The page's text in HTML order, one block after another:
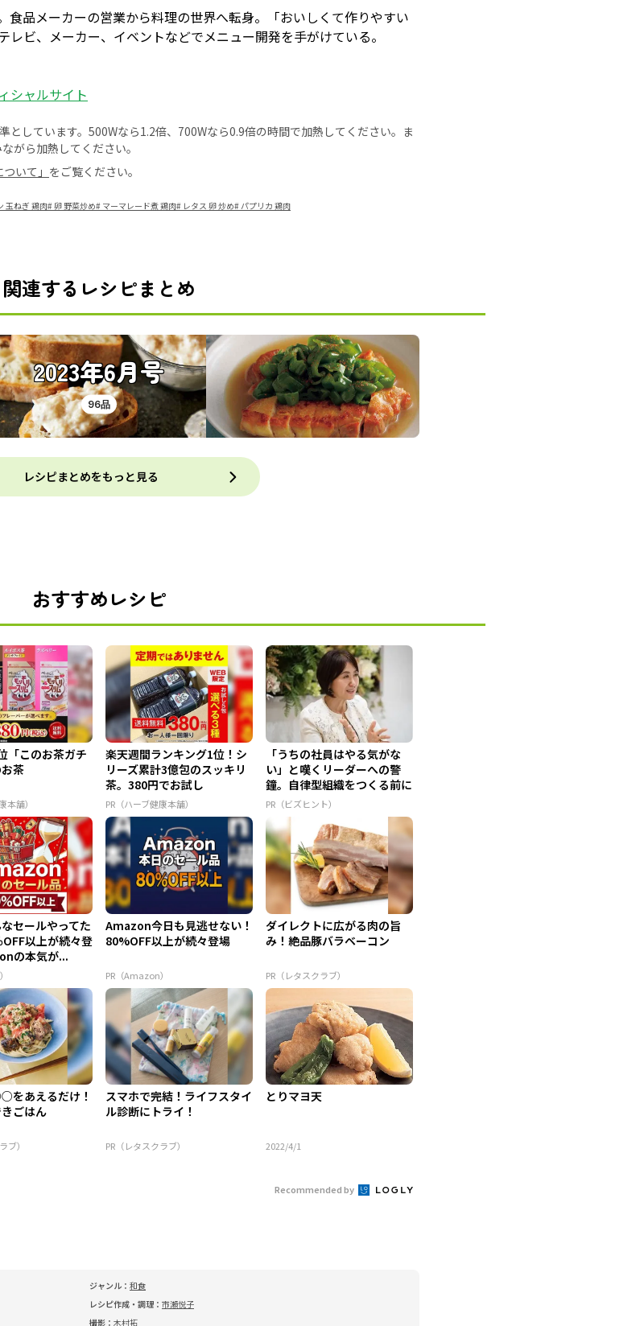
食品メーカーの営業から料理の世界へ転身。「おいしくて作りやすい
ビ、メーカー、イベントなどでメニュー開発を手がけている。
シャルサイト
しています。500Wなら1.2倍、700Wなら0.9倍の時間で加熱してください。ま
がら加熱してください。
いて」 をご覧ください。
玉ねぎ 鶏肉#卵 野菜炒め# マーマレード煮 鶏肉# レタス 卵 炒め#パプリカ 鶏肉
関連するレシピまとめ
2023年6月号
96品
レシピまとめをもっと見る
おすすめレシピ
「このお茶ガチ
茶
本舗）
楽天週間ランキング1位！シ
リーズ累計3億包のスッキリ
茶。380円でお試し
PR（ハーブ健康本舗）
「うちの社員はやる気がな
い」と嘆くリーダーへの警
鐘。自律型組織をつくる前に
外せな...
PR（ビズヒント）
なセールやってた
以上が続々登
の本気が...
Amazon今日も見逃せない！
80%OFF以上が続々登場
PR（Amazon）
ダイレクトに広がる肉の旨
み！絶品豚バラベーコン
PR（レタスクラブ）
をあえるだけ！
ごはん
ブ）
スマホで完結！ライフスタイ
ル診断にトライ！
PR（レタスクラブ）
とりマヨ天
2022/4/1
Recommended by
ジャンル： 和食
レシピ作成・調理： 市瀬悦子
撮影： 木村拓